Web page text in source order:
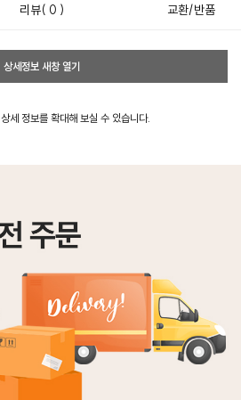
리뷰( 0 ) 교환/반품
상세정보 새창 열기
상세 정보를 확대해 보실 수 있습니다.